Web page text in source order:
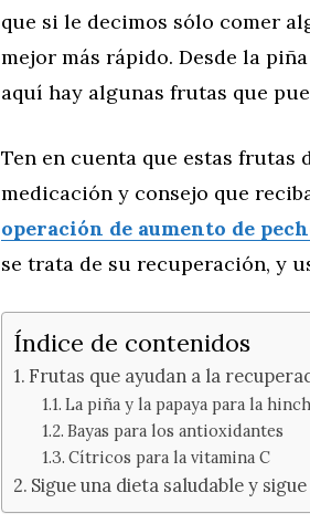
que si le decimos sólo comer
mejor más rápido. Desde la
aquí hay algunas frutas que
Ten en cuenta que estas frutas
medicación y consejo que
operación de aumento de
se trata de su recuperación, y
Índice de contenidos
Frutas que ayudan a la
La piña y la papaya para la
Bayas para los antioxidantes
Cítricos para la vitamina C
Sigue una dieta saludable y